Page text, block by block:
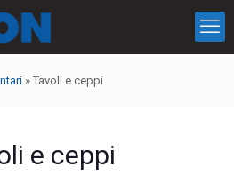
» Tavoli e ceppi
e ceppi